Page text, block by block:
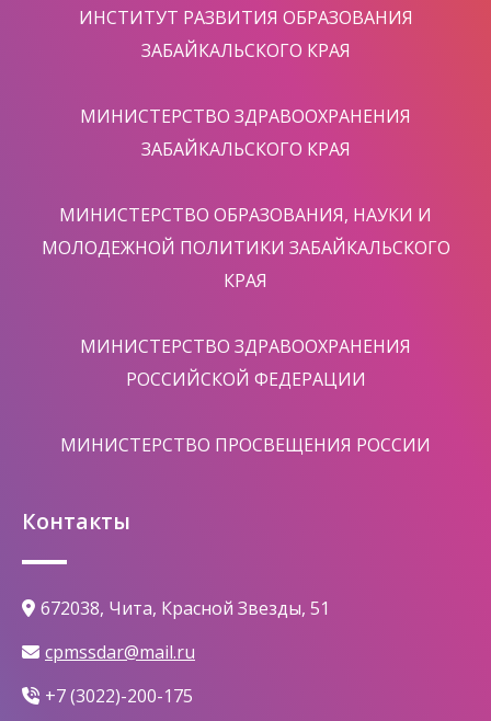
ИНСТИТУТ РАЗВИТИЯ ОБРАЗОВАНИЯ
ЗАБАЙКАЛЬСКОГО КРАЯ
МИНИСТЕРСТВО ЗДРАВООХРАНЕНИЯ
ЗАБАЙКАЛЬСКОГО КРАЯ
МИНИСТЕРСТВО ОБРАЗОВАНИЯ, НАУКИ И
МОЛОДЕЖНОЙ ПОЛИТИКИ ЗАБАЙКАЛЬСКОГО
КРАЯ
МИНИСТЕРСТВО ЗДРАВООХРАНЕНИЯ
РОССИЙСКОЙ ФЕДЕРАЦИИ
МИНИСТЕРСТВО ПРОСВЕЩЕНИЯ РОССИИ
Контакты
672038, Чита, Красной Звезды, 51
cpmssdar@mail.ru
+7 (3022)-200-175